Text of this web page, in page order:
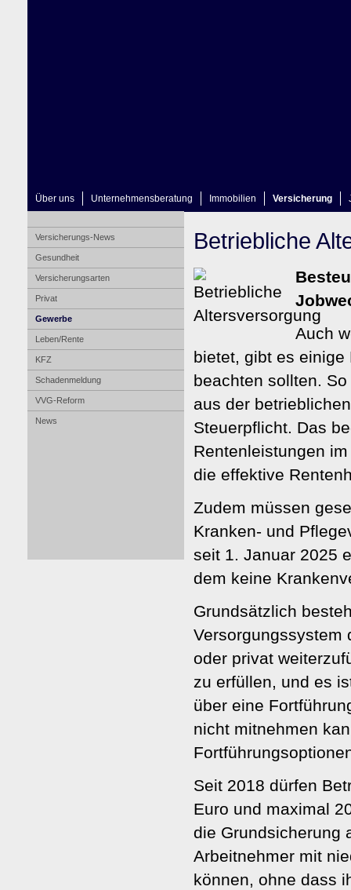
Über uns Unternehmensberatung Immobilien Versicherung
Versicherungs-News
Gesundheit
Versicherungsarten
Privat
Gewerbe
Leben/Rente
KFZ
Schadenmeldung
VVG-Reform
News
Betriebliche
Auch
bietet, gibt es einige
beachten sollten.
aus der
Steuerpflicht. Das
Rentenleistungen
die effektive
Zudem müssen
Kranken- und
seit 1. Januar 2025
dem keine
Grundsätzlich
Versorgungssystem
oder privat
zu erfüllen, und es
über eine
nicht mitnehmen
Seit 2018 dürfen
Euro und maximal
die Grundsicherung
Arbeitnehmer mit
können, ohne dass